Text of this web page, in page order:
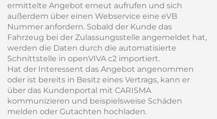
ermittelte Angebot erneut aufrufen und sich
außerdem über einen Webservice eine eVB
Nummer anfordern. Sobald der Kunde das
Fahrzeug bei der Zulassungsstelle angemeldet hat,
werden die Daten durch die automatisierte
Schnittstelle in openVIVA c2 importiert.
Hat der Interessent das Angebot angenommen
oder ist bereits in Besitz eines Vertrags, kann er
über das Kundenportal mit CARISMA
kommunizieren und beispielsweise Schäden
melden oder Gutachten hochladen.